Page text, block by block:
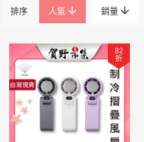
排序 人氣 銷量
82
折